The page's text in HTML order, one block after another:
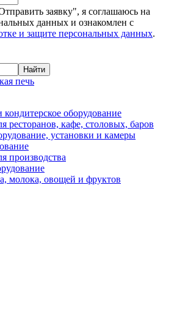
заявку", я соглашаюсь на
данных и ознакомлен с
и защите персональных данных.
печь
оборудование
ресторанов, кафе, столовых, баров
установки и камеры
производства
молока, овощей и фруктов